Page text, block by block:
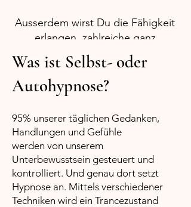
Ausserdem wirst Du die Fähigkeit
erlangen, zahlreiche ganz
persönliche und individuelle
Themen selbst zu bearbeiten und
Dich weiterzuentwickeln.
Was ist Selbst- oder
Autohypnose?
95% unserer täglichen Gedanken,
Handlungen und Gefühle
werden von unserem
Unterbewusstsein gesteuert und
kontrolliert. Und genau dort setzt
Hypnose an. Mittels verschiedener
Techniken wird ein Trancezustand